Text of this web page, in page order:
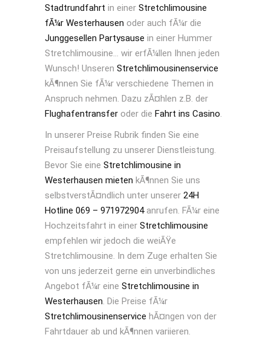
Stadtrundfahrt in einer Stretchlimousine
fÃ¼r Westerhausen oder auch fÃ¼r die
Junggesellen Partysause in einer Hummer
Stretchlimousine… wir erfÃ¼llen Ihnen jeden
Wunsch! Unseren Stretchlimousinenservice
kÃ¶nnen Sie fÃ¼r verschiedene Themen in
Anspruch nehmen. Dazu zÃ¤hlen z.B. der
Flughafentransfer oder die Fahrt ins Casino.
In unserer Preise Rubrik finden Sie eine
Preisaufstellung zu unserer Dienstleistung.
Bevor Sie eine Stretchlimousine in
Westerhausen mieten kÃ¶nnen Sie uns
selbstverstÃ¤ndlich unter unserer 24H
Hotline 069 – 971972904anrufen. FÃ¼r eine
Hochzeitsfahrt in einer Stretchlimousine
empfehlen wir jedoch die weiÃŸe
Stretchlimousine. In dem Zuge erhalten Sie
von uns jederzeit gerne ein unverbindliches
Angebot fÃ¼r eine Stretchlimousine in
Westerhausen. Die Preise fÃ¼r
Stretchlimousinenservice hÃ¤ngen von der
Fahrtdauer ab und kÃ¶nnen variieren.